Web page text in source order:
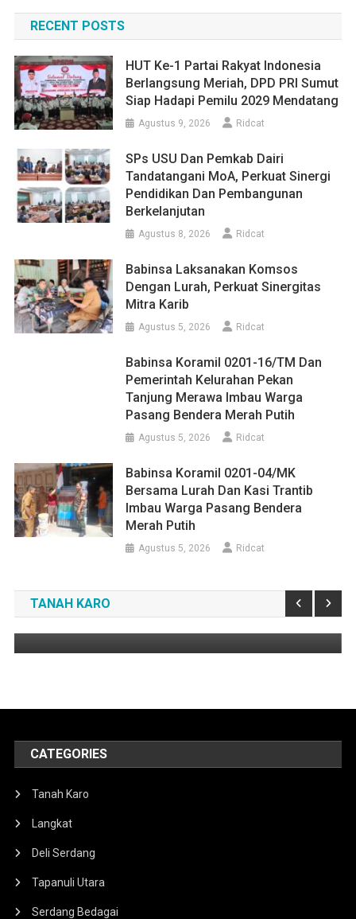
RECENT POSTS
HUT Ke-1 Partai Rakyat Indonesia
Berlangsung Meriah, DPD PRI Sumut
Siap Hadapi Pemilu 2029 Mendatang
Agustus 9, 2026 Ridcat
SPs USU Dan Pemkab Dairi
Tandatangani MoA, Perkuat Sinergi
Pendidikan Dan Pembangunan
Berkelanjutan
Agustus 8, 2026 Ridcat
Babinsa Laksanakan Komsos
Dengan Lurah, Perkuat Sinergitas
Mitra Karib
Agustus 5, 2026 Ridcat
Babinsa Koramil 0201-16/TM Dan
Pemerintah Kelurahan Pekan
Tanjung Merawa Imbau Warga
Pasang Bendera Merah Putih
Agustus 5, 2026 Ridcat
Babinsa Koramil 0201-04/MK
Bersama Lurah Dan Kasi Trantib
Imbau Warga Pasang Bendera
Merah Putih
Agustus 5, 2026 Ridcat
TANAH KARO
Medan
Hadapi Pemilu 2029 Mendatang
CATEGORIES
Tanah Karo
Langkat
Deli Serdang
Tapanuli Utara
Serdang Bedagai